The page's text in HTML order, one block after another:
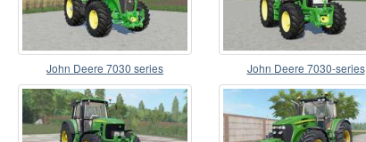
John Deere 7030 series John Deere 7030-series